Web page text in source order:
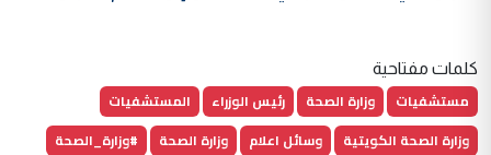
كلمات مفتاحية
مستشفيات وزارة الصحة رئيس الوزراء
المستشفيات
وزارة الصحة الكويتية
وسائل اعلام وزارة الصحة #وزارة_الصحة